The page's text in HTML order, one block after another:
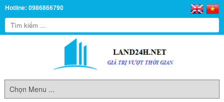
Hotline: 0986866790